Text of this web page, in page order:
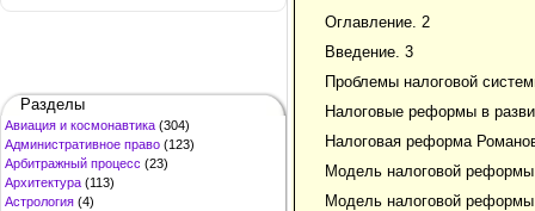
Разделы
Авиация и космонавтика (304)
Административное право (123)
Арбитражный процесс (23)
Архитектура (113)
Астрология (4)
Оглавление. 2
Введение. 3
Проблемы налоговой
Налоговые реформы в
Налоговая реформа
Модель налоговой
Модель налоговой